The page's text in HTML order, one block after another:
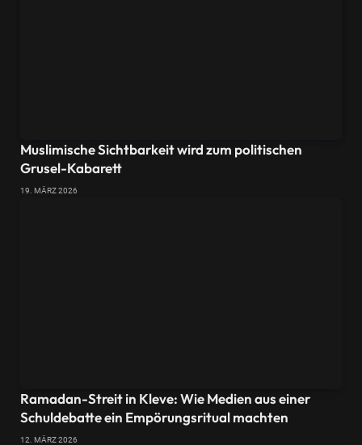
Muslimische Sichtbarkeit wird zum politischen
Grusel-Kabarett
19. MÄRZ 2026
Ramadan-Streit in Kleve: Wie Medien aus einer
Schuldebatte ein Empörungsritual machten
12. MÄRZ 2026